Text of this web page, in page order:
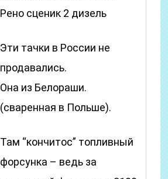
Рено сценик 2 дизель
Эти тачки в России не
продавались.
Она из Белораши.
(сваренная в Польше).
Там “кончитос” топливный
форсунка – ведь за